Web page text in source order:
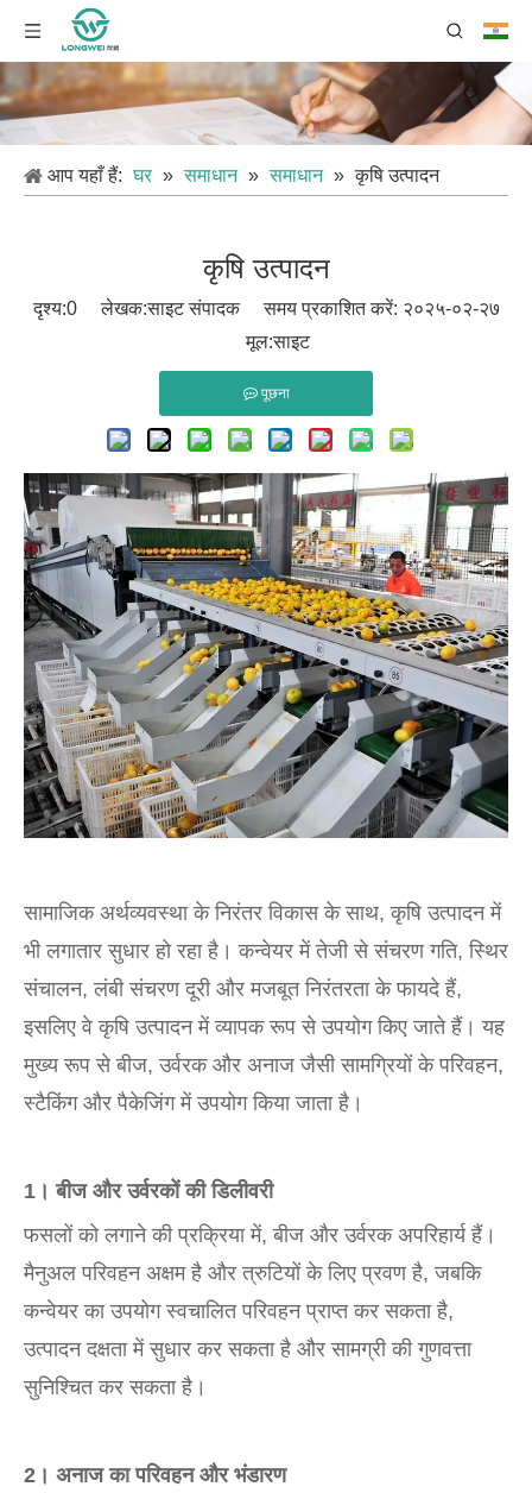
आप यहाँ हैं: घर » समाधान » समाधान » कृषि उत्पादन
कृषि उत्पादन
दृश्य:0लेखक:साइट संपादक समय प्रकाशित करें: २०२५-०२-२७
मूल:साइट
पूछना
सामाजिक अर्थव्यवस्था के निरंतर विकास के साथ, कृषि उत्पादन में
भी लगातार सुधार हो रहा है। कन्वेयर में तेजी से संचरण गति, स्थिर
संचालन, लंबी संचरण दूरी और मजबूत निरंतरता के फायदे हैं,
इसलिए वे कृषि उत्पादन में व्यापक रूप से उपयोग किए जाते हैं। यह
मुख्य रूप से बीज, उर्वरक और अनाज जैसी सामग्रियों के परिवहन,
स्टैकिंग और पैकेजिंग में उपयोग किया जाता है।
1। बीज और उर्वरकों की डिलीवरी
फसलों को लगाने की प्रक्रिया में, बीज और उर्वरक अपरिहार्य हैं।
मैनुअल परिवहन अक्षम है और त्रुटियों के लिए प्रवण है, जबकि
कन्वेयर का उपयोग स्वचालित परिवहन प्राप्त कर सकता है,
उत्पादन दक्षता में सुधार कर सकता है और सामग्री की गुणवत्ता
सुनिश्चित कर सकता है।
2। अनाज का परिवहन और भंडारण